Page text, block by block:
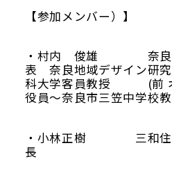
オンライ
【参加メンバー）】
・村内 俊雄 奈良市
表 奈良地域デザイン研
科大学客員教授 (前 オ
役員～奈良市三笠中学校
・小林正樹 三和住
長